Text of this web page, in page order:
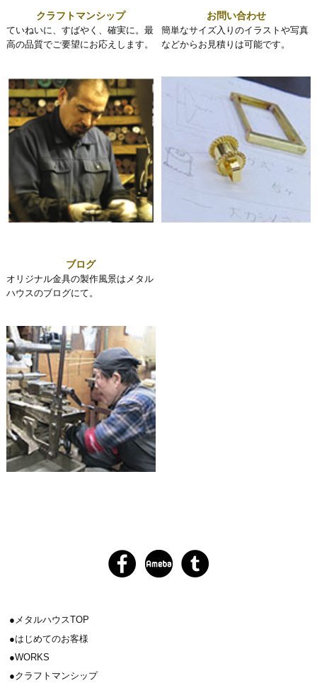
クラフトマンシップ
ていねいに、すばやく、確実に。最
高の品質でご要望にお応えします。
お問い合わせ
簡単なサイズ入りのイラストや写真
などからお見積りは可能です。
ブログ
オリジナル金具の製作風景はメタル
ハウスのブログにて。
メタルハウスTOP
はじめてのお客様
WORKS
クラフトマンシップ